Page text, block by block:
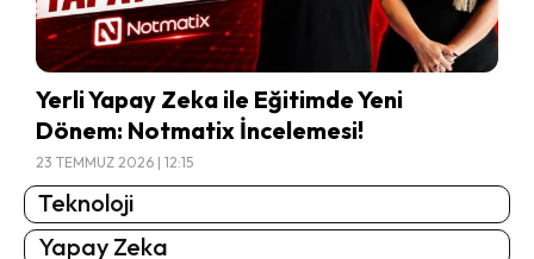
Yerli Yapay Zeka ile Eğitimde Yeni
Dönem: Notmatix İncelemesi!
23 TEMMUZ 2026 | 12:15
Teknoloji
Yapay Zeka